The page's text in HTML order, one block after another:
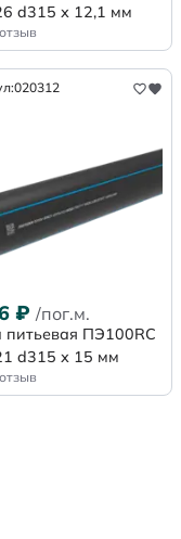
d315 х 12,1 мм
020312
₽ /пог.м.
питьевая ПЭ100RC
d315 х 15 мм